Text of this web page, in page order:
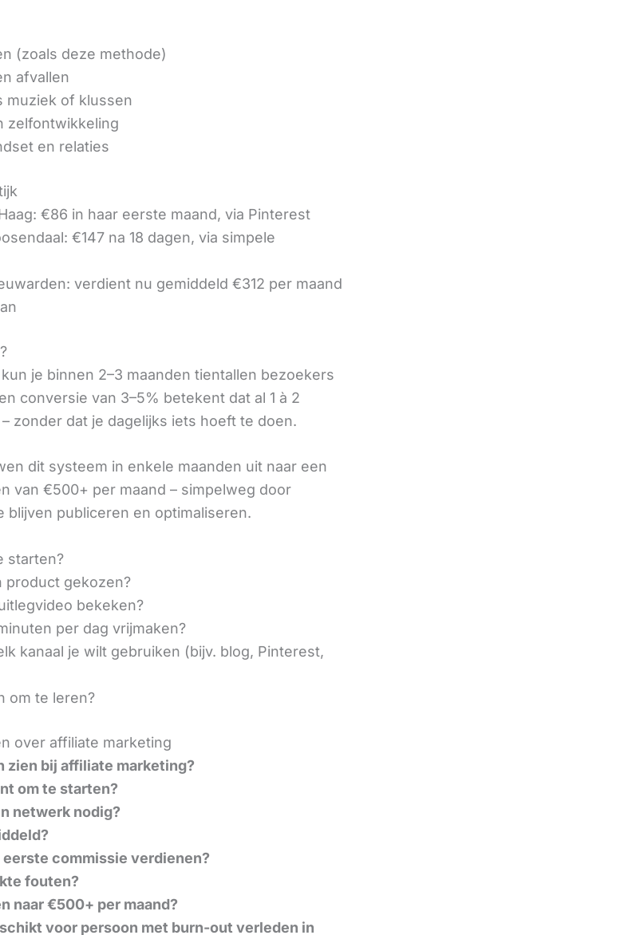
(zoals deze methode)
afvallen
muziek of klussen
zelfontwikkeling
en relaties
€86 in haar eerste maand, via Pinterest
€147 na 18 dagen, via simpele
verdient nu gemiddeld €312 per maand
je binnen 2–3 maanden tientallen bezoekers
conversie van 3–5% betekent dat al 1 à 2
zonder dat je dagelijks iets hoeft te doen.
dit systeem in enkele maanden uit naar een
van €500+ per maand – simpelweg door
blijven publiceren en optimaliseren.
starten?
product gekozen?
bekeken?
per dag vrijmaken?
kanaal je wilt gebruiken (bijv. blog, Pinterest,
om te leren?
over affiliate marketing
zien bij affiliate marketing?
om te starten?
netwerk nodig?
eerste commissie verdienen?
fouten?
naar €500+ per maand?
voor persoon met burn-out verleden in